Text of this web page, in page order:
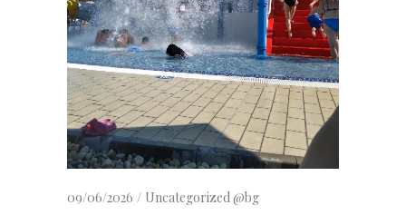
09/06/2026 Uncategorized @bg